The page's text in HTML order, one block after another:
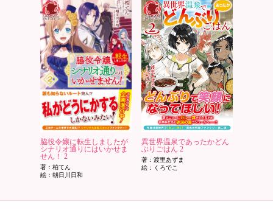
脇役令嬢に転生しましたが
シナリオ通りにはいかせま
せん！ 2
著：柏てん
絵：朝日川日和
異世界温泉であったかどん
ぶりごはん 2
著：渡里あずま
絵：くろでこ